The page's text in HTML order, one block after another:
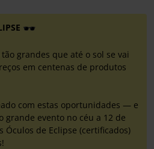
grandes que até o sol se vai
em centenas de produtos
com estas oportunidades — e
grande evento no céu a 12 de
de Eclipse (certificados)